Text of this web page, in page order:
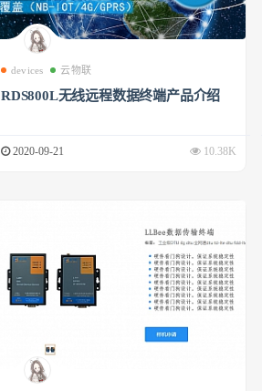
devices 云物联
RDS800L无线远程数据终端产品介绍
2020-09-21 10.38K